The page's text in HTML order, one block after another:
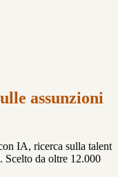
assunzioni
IA, ricerca sulla talent
Scelto da oltre 12.000